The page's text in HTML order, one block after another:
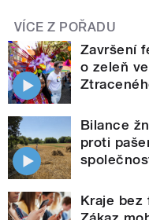
VÍCE Z POŘADU
Završení
o zeleň
Bilance
proti
Kraje bez